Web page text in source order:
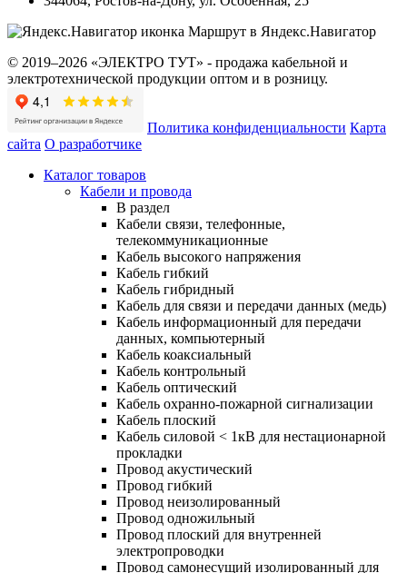
Маршрут в Яндекс.Навигатор
© 2019–2026 «ЭЛЕКТРО ТУТ» - продажа кабельной и
электротехнической продукции оптом и в розницу.
Политика конфиденциальности Карта
сайта О разработчике
Каталог товаров
Кабели и провода
В раздел
Кабели связи, телефонные,
телекоммуникационные
Кабель высокого напряжения
Кабель гибкий
Кабель гибридный
Кабель для связи и передачи данных (медь)
Кабель информационный для передачи
данных, компьютерный
Кабель коаксиальный
Кабель контрольный
Кабель оптический
Кабель охранно-пожарной сигнализации
Кабель плоский
Кабель силовой < 1кВ для нестационарной
прокладки
Провод акустический
Провод гибкий
Провод неизолированный
Провод одножильный
Провод плоский для внутренней
электропроводки
Провод самонесущий изолированный для